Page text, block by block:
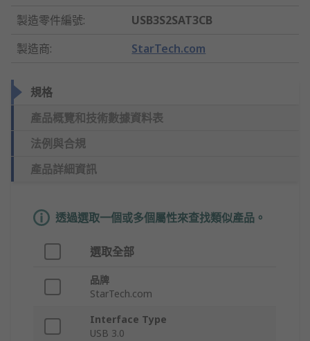
製造零件編號:
USB3S2SAT3CB
製造商: StarTech.com
規格
產品概覽和技術數據資料表
法例與合規
產品詳細資訊
透過選取一個或多個屬性來查找類似產品。
選取全部
品牌
StarTech.com
Interface Type
USB 3.0